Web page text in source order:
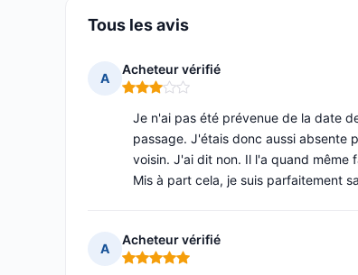
Tous les avis
A
Acheteur vérifié
Note : 3 sur 5
Je n'ai pas été prévenue de la date
passage. J'étais donc aussi absente
voisin. J'ai dit non. Il l'a quand même
Mis à part cela, je suis parfaitement
A
Acheteur vérifié
Note : 5 sur 5